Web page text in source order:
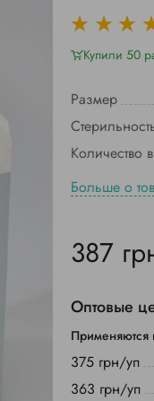
Купили 50
Размер
Количество
Больше о
387
Оптовые
Применяются
375 грн/уп
363 грн/уп